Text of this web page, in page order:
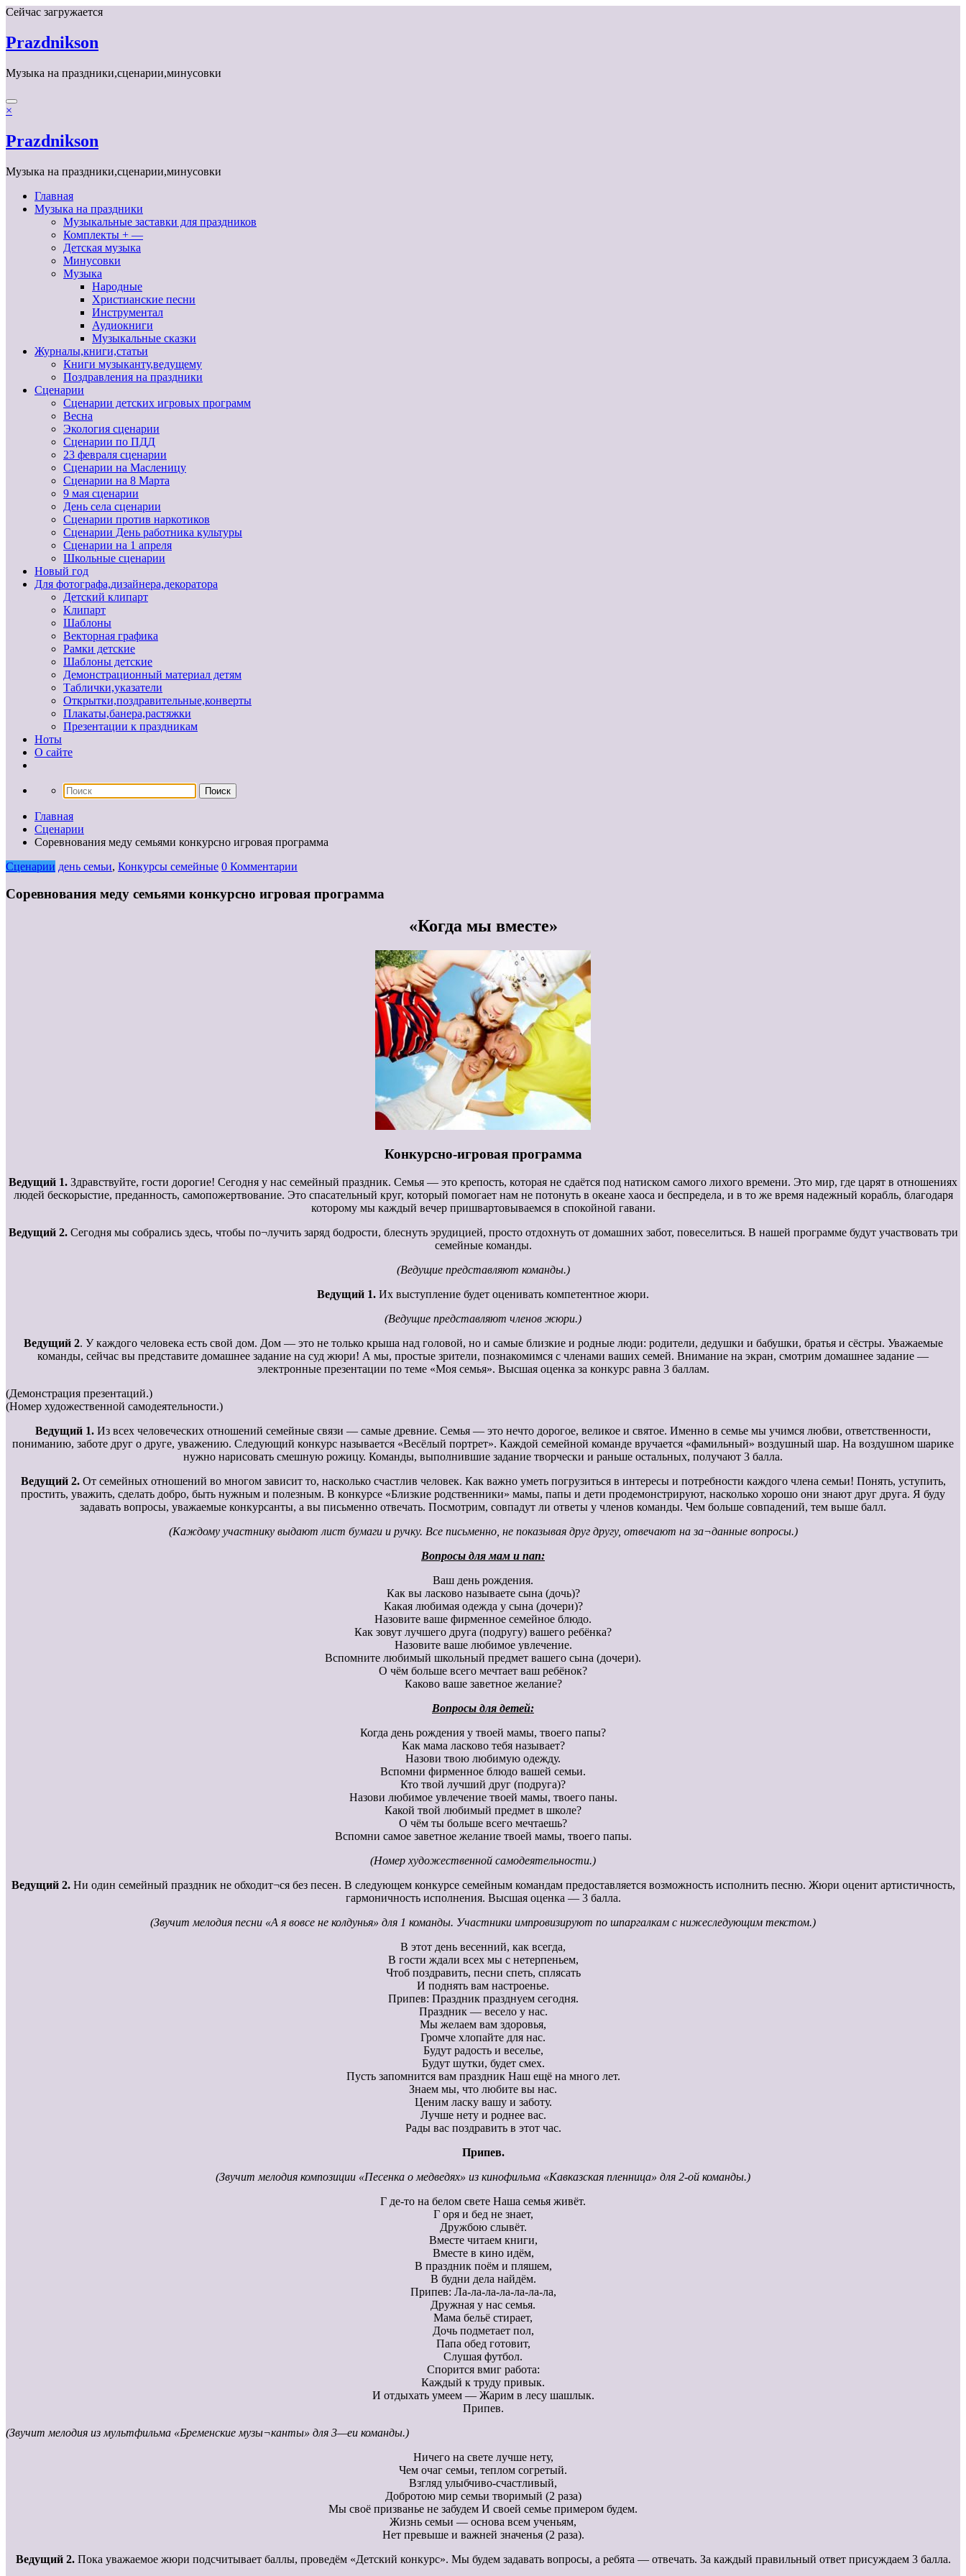
Перейти
содержимому
Сейчас загружается
Prazdnikson
Музыка на праздники,сценарии,минусовки
×
Prazdnikson
Музыка на праздники,сценарии,минусовки
Главная
Музыка на праздники
Музыкальные заставки для праздников
Комплекты + —
Детская музыка
Минусовки
Музыка
Народные
Христианские песни
Инструментал
Аудиокниги
Музыкальные сказки
Журналы,книги,статьи
Книги музыканту,ведущему
Поздравления на праздники
Сценарии
Сценарии детских игровых программ
Весна
Экология сценарии
Сценарии по ПДД
23 февраля сценарии
Сценарии на Масленицу
Сценарии на 8 Марта
9 мая сценарии
День села сценарии
Сценарии против наркотиков
Сценарии День работника культуры
Сценарии на 1 апреля
Школьные сценарии
Новый год
Для фотографа,дизайнера,декоратора
Детский клипарт
Клипарт
Шаблоны
Векторная графика
Рамки детские
Шаблоны детские
Демонстрационный материал детям
Таблички,указатели
Открытки,поздравительные,конверты
Плакаты,банера,растяжки
Презентации к праздникам
Ноты
О сайте
Главная
Сценарии
Соревнования меду семьями конкурсно игровая программа
Сценарии день семьи, Конкурсы семейные 0 Комментарии
Соревнования меду семьями конкурсно игровая программа
«Когда мы вместе»
Конкурсно-игровая программа
Ведущий 1. Здравствуйте, гости дорогие! Сегодня у нас семейный праздник. Семья — это крепость, которая не сдаётся под натиском самого лихого времени. Это мир, где царят в отношениях
людей бескорыстие, преданность, самопожертвование. Это спасательный круг, который помогает нам не потонуть в океане хаоса и беспредела, и в то же время надежный корабль, благодаря
которому мы каждый вечер пришвартовываемся в спокойной гавани.
Ведущий 2.Сегодня мы собрались здесь, чтобы по¬лучить заряд бодрости, блеснуть эрудицией, просто отдохнуть от домашних забот, повеселиться. В нашей программе будут участвовать три
семейные команды.
(Ведущие представляют команды.)
Ведущий 1. Их выступление будет оценивать компетентное жюри.
(Ведущие представляют членов жюри.)
Ведущий 2. У каждого человека есть свой дом. Дом — это не только крыша над головой, но и самые близкие и родные люди: родители, дедушки и бабушки, братья и сёстры. Уважаемые
команды, сейчас вы представите домашнее задание на суд жюри! А мы, простые зрители, познакомимся с членами ваших семей. Внимание на экран, смотрим домашнее задание —
электронные презентации по теме «Моя семья». Высшая оценка за конкурс равна 3 баллам.
(Демонстрация презентаций.)
(Номер художественной самодеятельности.)
Ведущий 1. Из всех человеческих отношений семейные связи — самые древние. Семья — это нечто дорогое, великое и святое. Именно в семье мы учимся любви, ответственности,
пониманию, заботе друг о друге, уважению. Следующий конкурс называется «Весёлый портрет». Каждой семейной команде вручается «фамильный» воздушный шар. На воздушном шарике
нужно нарисовать смешную рожицу. Команды, выполнившие задание творчески и раньше остальных, получают 3 балла.
Ведущий 2.От семейных отношений во многом зависит то, насколько счастлив человек. Как важно уметь погрузиться в интересы и потребности каждого члена семьи! Понять, уступить,
простить, уважить, сделать добро, быть нужным и полезным. В конкурсе «Близкие родственники» мамы, папы и дети продемонстрируют, насколько хорошо они знают друг друга. Я буду
задавать вопросы, уважаемые конкурсанты, а вы письменно отвечать. Посмотрим, совпадут ли ответы у членов команды. Чем больше совпадений, тем выше балл.
(Каждому участнику выдают лист бумаги и ручку. Все письменно, не показывая друг другу, отвечают на за¬данные вопросы.)
Вопросы для мам и пап:
Ваш день рождения.
Как вы ласково называете сына (дочь)?
Какая любимая одежда у сына (дочери)?
Назовите ваше фирменное семейное блюдо.
Как зовут лучшего друга (подругу) вашего ребёнка?
Назовите ваше любимое увлечение.
Вспомните любимый школьный предмет вашего сына (дочери).
О чём больше всего мечтает ваш ребёнок?
Каково ваше заветное желание?
Вопросы для детей:
Когда день рождения у твоей мамы, твоего папы?
Как мама ласково тебя называет?
Назови твою любимую одежду.
Вспомни фирменное блюдо вашей семьи.
Кто твой лучший друг (подруга)?
Назови любимое увлечение твоей мамы, твоего паны.
Какой твой любимый предмет в школе?
О чём ты больше всего мечтаешь?
Вспомни самое заветное желание твоей мамы, твоего папы.
(Номер художественной самодеятельности.)
Ведущий 2.Ни один семейный праздник не обходит¬ся без песен. В следующем конкурсе семейным командам предоставляется возможность исполнить песню. Жюри оценит артистичность,
гармоничность исполнения. Высшая оценка — 3 балла.
(Звучит мелодия песни «А я вовсе не колдунья» для 1 команды. Участники импровизируют по шпаргалкам с нижеследующим текстом.)
В этот день весенний, как всегда,
В гости ждали всех мы с нетерпеньем,
Чтоб поздравить, песни спеть, сплясать
И поднять вам настроенье.
Припев: Праздник празднуем сегодня.
Праздник — весело у нас.
Мы желаем вам здоровья,
Громче хлопайте для нас.
Будут радость и веселье,
Будут шутки, будет смех.
Пусть запомнится вам праздник Наш ещё на много лет.
Знаем мы, что любите вы нас.
Ценим ласку вашу и заботу.
Лучше нету и роднее вас.
Рады вас поздравить в этот час.
Припев.
(Звучит мелодия композиции «Песенка о медведях» из кинофильма «Кавказская пленница» для 2-ой команды.)
Г де-то на белом свете Наша семья живёт.
Г оря и бед не знает,
Дружбою слывёт.
Вместе читаем книги,
Вместе в кино идём,
В праздник поём и пляшем,
В будни дела найдём.
Припев: Ла-ла-ла-ла-ла-ла-ла,
Дружная у нас семья.
Мама бельё стирает,
Дочь подметает пол,
Папа обед готовит,
Слушая футбол.
Спорится вмиг работа:
Каждый к труду привык.
И отдыхать умеем — Жарим в лесу шашлык.
Припев.
(Звучит мелодия из мультфильма «Бременские музы¬канты» для 3—еи команды.)
Ничего на свете лучше нету,
Чем очаг семьи, теплом согретый.
Взгляд улыбчиво-счастливый,
Добротою мир семьи творимый (2 раза)
Мы своё призванье не забудем И своей семье примером будем.
Жизнь семьи — основа всем ученьям,
Нет превыше и важней значенья (2 раза).
Ведущий 2.Пока уважаемое жюри подсчитывает баллы, проведём «Детский конкурс». Мы будем задавать вопросы, а ребята — отвечать. За каждый правильный ответ присуждаем 3 балла.